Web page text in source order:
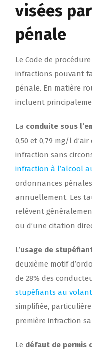
visées
pénale
Le Code de
infractions pouvant
pénale. En matière
incluent
La conduite sous
0,50 et 0,79 mg/l
infraction sans
infraction à l’alcool
ordonnances
annuellement. Les
relèvent
ou d’une citation
L’usage de
deuxième motif
de 28% des
stupéfiants au volant
simplifiée,
première infraction
Le défaut de permis